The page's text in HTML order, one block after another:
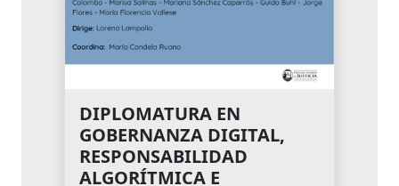
DIPLOMATURA EN
GOBERNANZA DIGITAL,
RESPONSABILIDAD
ALGORÍTMICA E